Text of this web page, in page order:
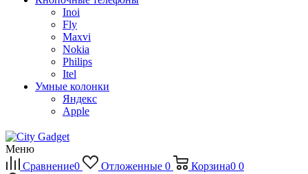
Inoi
Fly
Maxvi
Nokia
Philips
Itel
Умные колонки
Яндекс
Apple
Меню
Сравнение0 Отложенные 0 Корзина0 0